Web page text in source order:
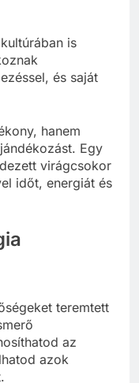
is
és saját
hanem
Egy
virágcsokor
időt, energiát és
teremtett
az
azok